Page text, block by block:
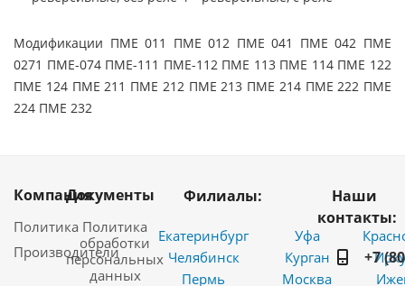
Модификации ПМЕ 011 ПМЕ 012 ПМЕ 041 ПМЕ 042 ПМЕ
0271 ПМЕ-074 ПМЕ-111 ПМЕ-112 ПМЕ 113 ПМЕ 114 ПМЕ 122
ПМЕ 124 ПМЕ 211 ПМЕ 212 ПМЕ 213 ПМЕ 214 ПМЕ 222 ПМЕ
224 ПМЕ 232
Компания
Политика
Производители
Документы
Политика
обработки
персональных
данных
Филиалы:
Екатеринбург
Челябинск
Пермь
Уфа
Курган
Москва
Наши
контакты:
+7